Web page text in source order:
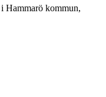
Hammarö kommun,